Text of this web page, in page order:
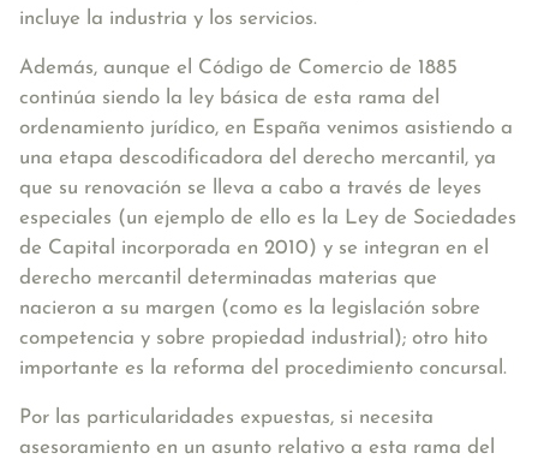
incluye la industria y los servicios.
Además, aunque el Código de Comercio de 1885
continúa siendo la ley básica de esta rama del
ordenamiento jurídico, en España venimos asistiendo a
una etapa descodificadora del derecho mercantil, ya
que su renovación se lleva a cabo a través de leyes
especiales (un ejemplo de ello es la Ley de Sociedades
de Capital incorporada en 2010) y se integran en el
derecho mercantil determinadas materias que
nacieron a su margen (como es la legislación sobre
competencia y sobre propiedad industrial); otro hito
importante es la reforma del procedimiento concursal.
Por las particularidades expuestas, si necesita
asesoramiento en un asunto relativo a esta rama del